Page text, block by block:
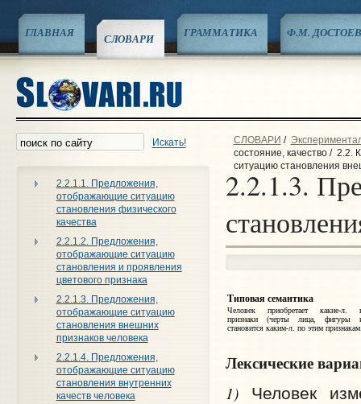
ГЛАВНАЯ СЛОВАРИ ГРАММАТИКА Ф.М.
Искать!
2.2.1.1. Предложения,
отображающие ситуацию
становления физического
качества
2.2.1.2. Предложения,
отображающие ситуацию
становления и проявления
цветового признака
2.2.1.3. Предложения,
отображающие ситуацию
становления внешних
признаков человека
2.2.1.4. Предложения,
отображающие ситуацию
становления внутренних
качеств человека
СЛОВАРИ /
состояние, качество/ 2.2.
ситуацию становления
2.2.1.3.
Типовая семантика
Человек приобретает какие‑л.
признаки (черты лица, фигуры
становится каким‑л. по этим
Лексические
1)
Человек